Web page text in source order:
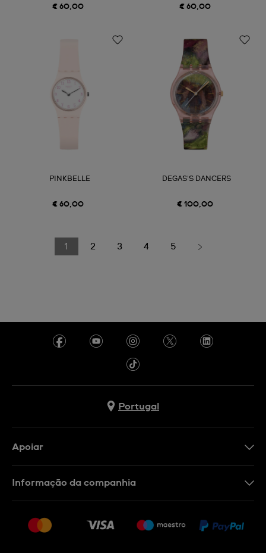
€ 60,00 € 60,00
PINKBELLE
€ 60,00
DEGAS'S DANCERS
€ 100,00
1 2 3 4 5
Portugal
Apoiar
Rescindir o contrato
Informação da companhia
Carreiras